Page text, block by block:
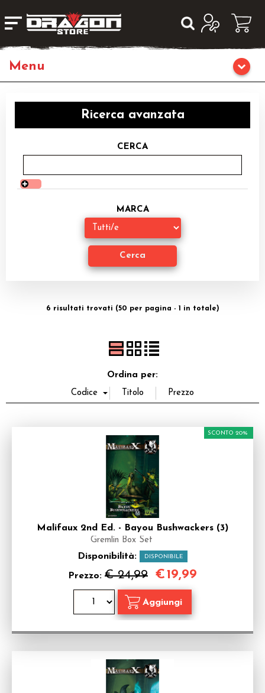
Giochi di Ruolo
Librigame
Fumetti & Romanzi
Giochi di Carte Collezionabili
Accessori
Ricerca avanzata
CERCA
MARCA
6 risultati trovati (50 per pagina - 1 in totale)
Ordina per:
Malifaux 2nd Ed. - Bayou Bushwackers (3)
Gremlin Box Set
Disponibilità: DISPONIBILE
Prezzo: € 24,99
SCONTO 20%
€19,99